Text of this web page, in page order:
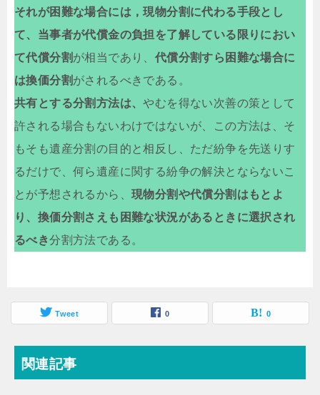
それが困難な場合には，現物分割に代わる手段とし
て、当事者が代償金の負担を了解している限りにおい
て代償分割が相当であり、 代償分割すら困難な場合に
は換価分割がされるべきである。
共有とする分割方法は、やむを得ない次善の策として
許される場合もないわけではないが、この方法は、そ
もそも遺産分割の目的と相反し、ただ紛争を先送りす
るだけで、何ら遺産に関する紛争の解決とならないこ
とが予想されるから、 現物分割や代償分割はもとよ
り、換価分割さえも困難な状況があるときに選択され
るべき分割方法である。
Tweet 0 0
関連記事